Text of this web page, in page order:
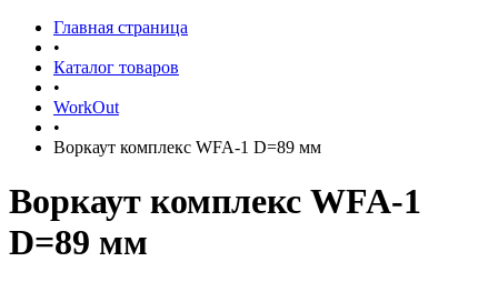
Главная страница
•
Каталог товаров
•
WorkOut
•
Воркаут комплекс WFA-1 D=89 мм
Воркаут комплекс WFA-1
D=89 мм